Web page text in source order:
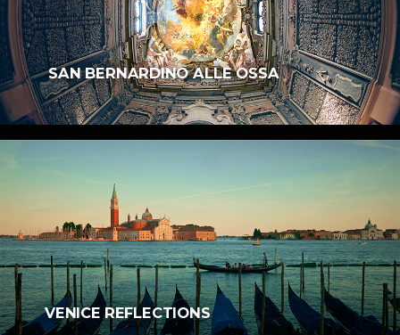
SAN BERNARDINO ALLE OSSA
VENICE REFLECTIONS